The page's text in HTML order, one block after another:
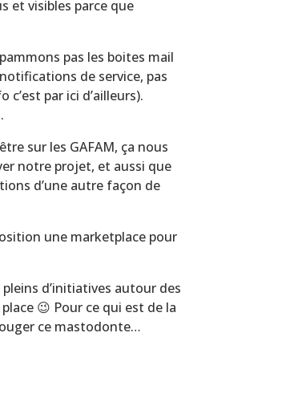
et visibles parce que
pas les boites mail
de service, pas
par ici d’ailleurs).
sur les GAFAM, ça nous
notre projet, et aussi que
d’une autre façon de
une marketplace pour
d’initiatives autour des
😉 Pour ce qui est de la
ce mastodonte…